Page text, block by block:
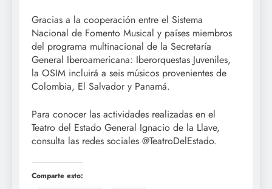
Gracias a la cooperación entre el Sistema
Nacional de Fomento Musical y países miembros
del programa multinacional de la Secretaría
General Iberoamericana: Iberorquestas Juveniles,
la OSIM incluirá a seis músicos provenientes de
Colombia, El Salvador y Panamá.
Para conocer las actividades realizadas en el
Teatro del Estado General Ignacio de la Llave,
consulta las redes sociales @TeatroDelEstado.
Comparte esto: